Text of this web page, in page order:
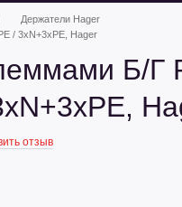
Держатели Hager
/ 3xN+3xPE, Hager
Б/Г
отзыв